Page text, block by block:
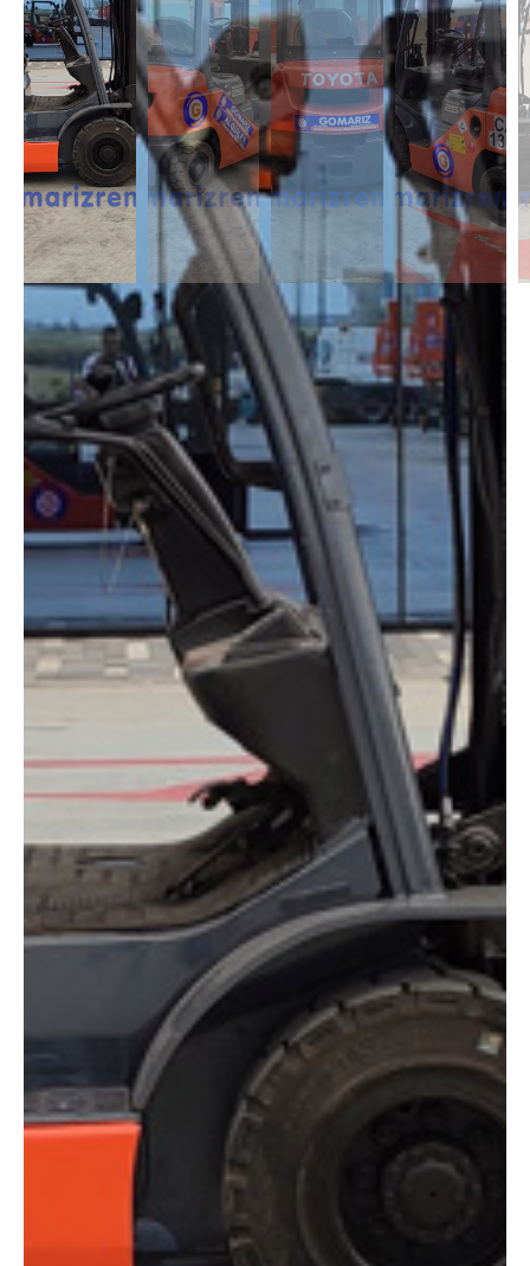
DESCRIPCIÓN
Máquinas destinadas al trabajo en cualquier condición, existen modelos
con propulsión 4×4. El motor diésel les proporciona suficientemente
potencia para manejar cargas más grandes, disponemos con unidades
con hasta 7.000kg de capacidad. Máquinas muy versátiles y útil para
cualquier empresa.
DIMENSIONES
Altura de trabajo: 4.30 m
Altura almacenaje:
2.11 m
Longitud:3.64 m
Peso:
ESPECIFICACIONES TÉCNICAS
Capacidad:2500 kg
Ver ficha técnica
COMPARADOR
¿Tienes dudas a la hora de elegir la máquina que
necesitas?
Compara esta y otras máquinas desde el siguiente botón o ponte
en contacto con nosotros para un asesoramiento más personal.
Comparar